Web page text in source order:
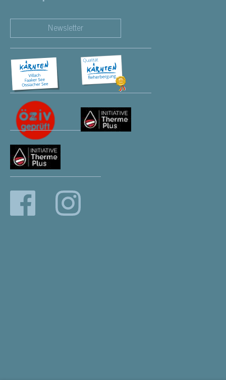
Newsletter